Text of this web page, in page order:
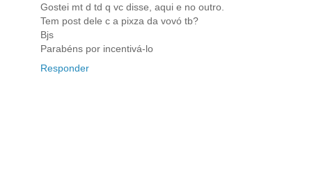
Gostei mt d td q vc disse, aqui e no outro.
Tem post dele c a pixza da vovó tb?
Bjs
Parabéns por incentivá-lo
Responder